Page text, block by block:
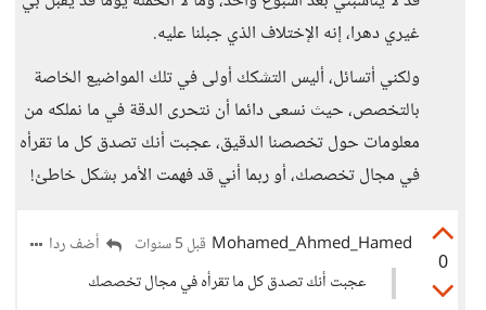
غيري دهرا، إنه الإختلاف الذي جبلنا عليه.
ولكني أتسائل، أليس التشكك أولى في تلك المواضيع الخاصة
بالتخصص، حيث نسعى دائما أن نتحرى الدقة في ما نملكه من
معلومات حول تخصصنا الدقيق، عجبت أنك تصدق كل ما تقرأه
في مجال تخصصك، أو ربما أني قد فهمت الأمر بشكل خاطئ!
0
Mohamed_Ahmed_Hamed قبل 5 سنوات
أضف ردا
عجبت أنك تصدق كل ما تقرأه في مجال تخصصك